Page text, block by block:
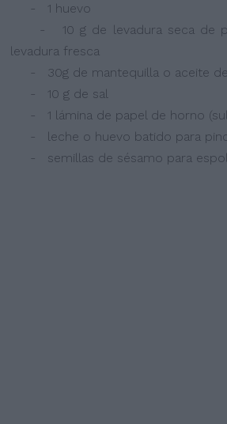
- 1 huevo
- 10 g de levadura seca de
levadura fresca
- 30g de mantequilla o aceite
- 10 g de sal
- 1 lámina de papel de horno
- leche o huevo batido para
- semillas de sésamo para